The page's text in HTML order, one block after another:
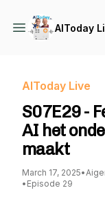
AIToday
AIToday Live
S07E29 -
AI het
maakt
March 17, 2025•
• Episode 29